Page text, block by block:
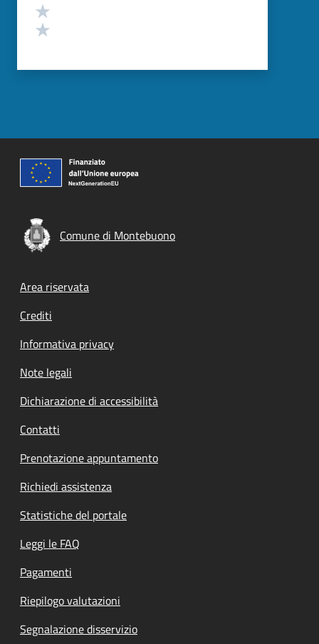
Comune di Montebuono
Footer menu
Area riservata
Crediti
Informativa privacy
Note legali
Dichiarazione di accessibilità
Contatti
Prenotazione appuntamento
Richiedi assistenza
Statistiche del portale
Leggi le FAQ
Pagamenti
Riepilogo valutazioni
Segnalazione disservizio